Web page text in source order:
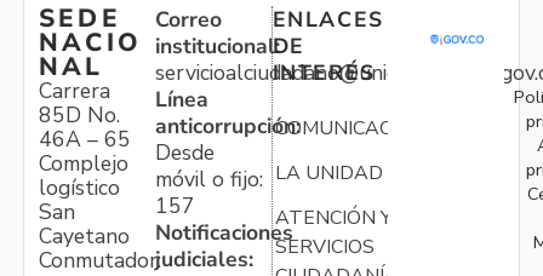
SEDE
NACIO
NAL
Carrera
85D No.
46A – 65
Complejo
logístico
San
Cayetano
Conmutador:
Correo
institucional:
Línea
anticorrupción:
Desde
móvil o fijo:
157
Notificaciones
judiciales:
ENLACES
DE
INTERÉS
COMUNICACIONES
LA UNIDAD
ATENCIÓN Y
SERVICIOS